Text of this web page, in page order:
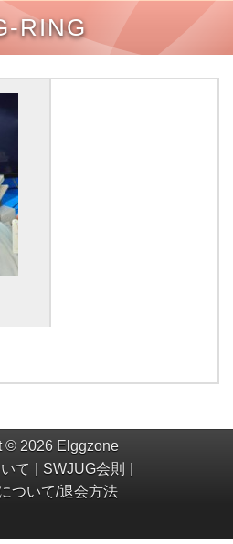
RING
© 2026 Elggzone
て
SWJUG会則
ついて/退会方法